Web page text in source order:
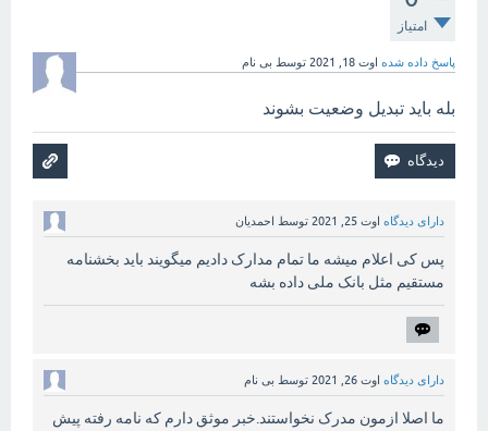
امتیاز
پاسخ داده شده اوت 18, 2021 توسط بی نام
بله باید تبدیل وضعیت بشوند
دارای دیدگاه اوت 25, 2021 توسط احمدیان
پس کی اعلام میشه ما تمام مدارک دادیم میگویند باید بخشنامه
مستقیم مثل بانک ملی داده بشه
دارای دیدگاه اوت 26, 2021 توسط بی نام
ما اصلا ازمون مدرک نخواستند.خبر موثق دارم که نامه رفته پیش